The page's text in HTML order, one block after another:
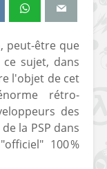
peut-être que
sujet, dans
l'objet de cet
rétro-
des
la PSP dans
100 %